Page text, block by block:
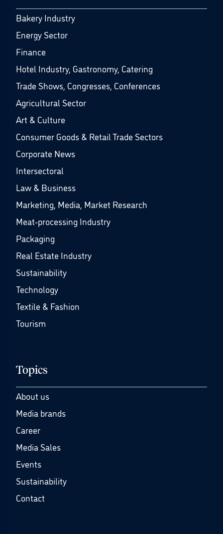
Bakery Industry
Energy Sector
Finance
Hotel Industry, Gastronomy, Catering
Trade Shows, Congresses, Conferences
Agricultural Sector
Art & Culture
Consumer Goods & Retail Trade Sectors
Corporate News
Intersectoral
Law & Business
Marketing, Media, Market Research
Meat-processing Industry
Packaging
Real Estate Industry
Sustainability
Technology
Textile & Fashion
Tourism
Topics
About us
Media brands
Career
Media Sales
Events
Sustainability
Contact